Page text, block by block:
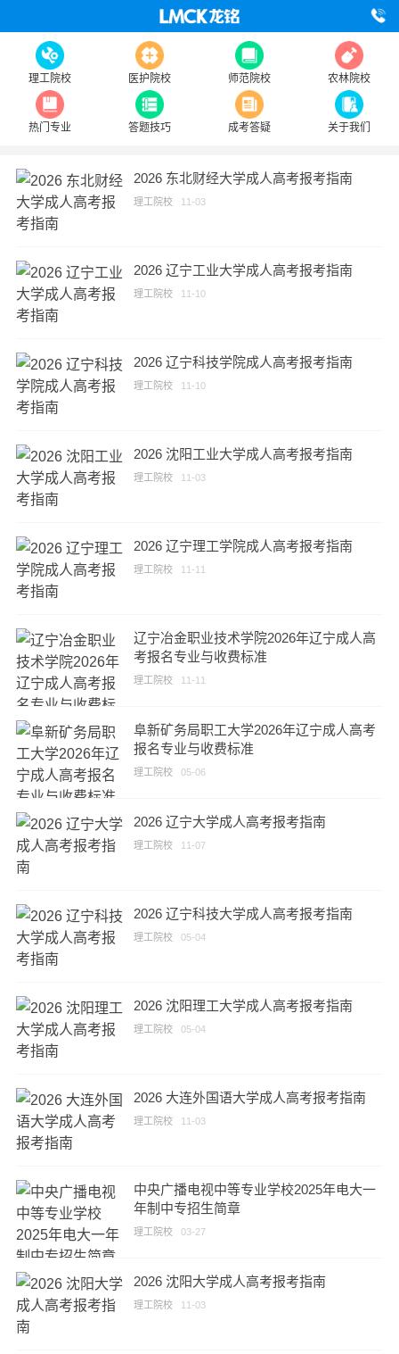
理工院校 医护院校 师范院校 农林院校
热门专业 答题技巧 成考答疑 关于我们
2026 东北财经大学成人高考报考指南
理工院校11-03
2026 辽宁工业大学成人高考报考指南
理工院校11-10
2026 辽宁科技学院成人高考报考指南
理工院校11-10
2026 沈阳工业大学成人高考报考指南
理工院校11-03
2026 辽宁理工学院成人高考报考指南
理工院校11-11
辽宁冶金职业技术学院2026年辽宁成人高
考报名专业与收费标准
理工院校11-11
阜新矿务局职工大学2026年辽宁成人高考
报名专业与收费标准
理工院校05-06
2026 辽宁大学成人高考报考指南
理工院校11-07
2026 辽宁科技大学成人高考报考指南
理工院校05-04
2026 沈阳理工大学成人高考报考指南
理工院校05-04
2026 大连外国语大学成人高考报考指南
理工院校11-03
中央广播电视中等专业学校2025年电大一
年制中专招生简章
理工院校03-27
2026 沈阳大学成人高考报考指南
理工院校11-03